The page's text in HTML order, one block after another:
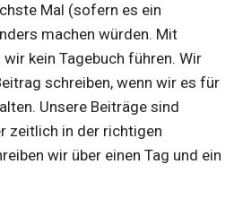
Mal (sofern es ein
machen würden. Mit
kein Tagebuch führen. Wir
schreiben, wenn wir es für
Unsere Beiträge sind
zeitlich in der richtigen
wir über einen Tag und ein